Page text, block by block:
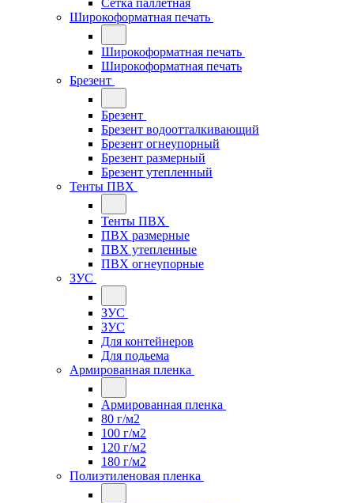
Сетка паллетная
Широкоформатная печать
Широкоформатная печать
Широкоформатная печать
Брезент
Брезент
Брезент водоотталкивающий
Брезент огнеупорный
Брезент размерный
Брезент утепленный
Тенты ПВХ
Тенты ПВХ
ПВХ размерные
ПВХ утепленные
ПВХ огнеупорные
ЗУС
ЗУС
ЗУС
Для контейнеров
Для подьема
Армированная пленка
Армированная пленка
80 г/м2
100 г/м2
120 г/м2
180 г/м2
Полиэтиленовая пленка